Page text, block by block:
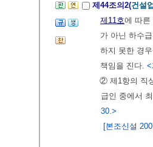
제44조의2(건설
제11호에 따른
가 아닌 하수
하지 못한 경
책임을 진다. <
② 제1항의 직
급인 중에서
30.>
[본조신설